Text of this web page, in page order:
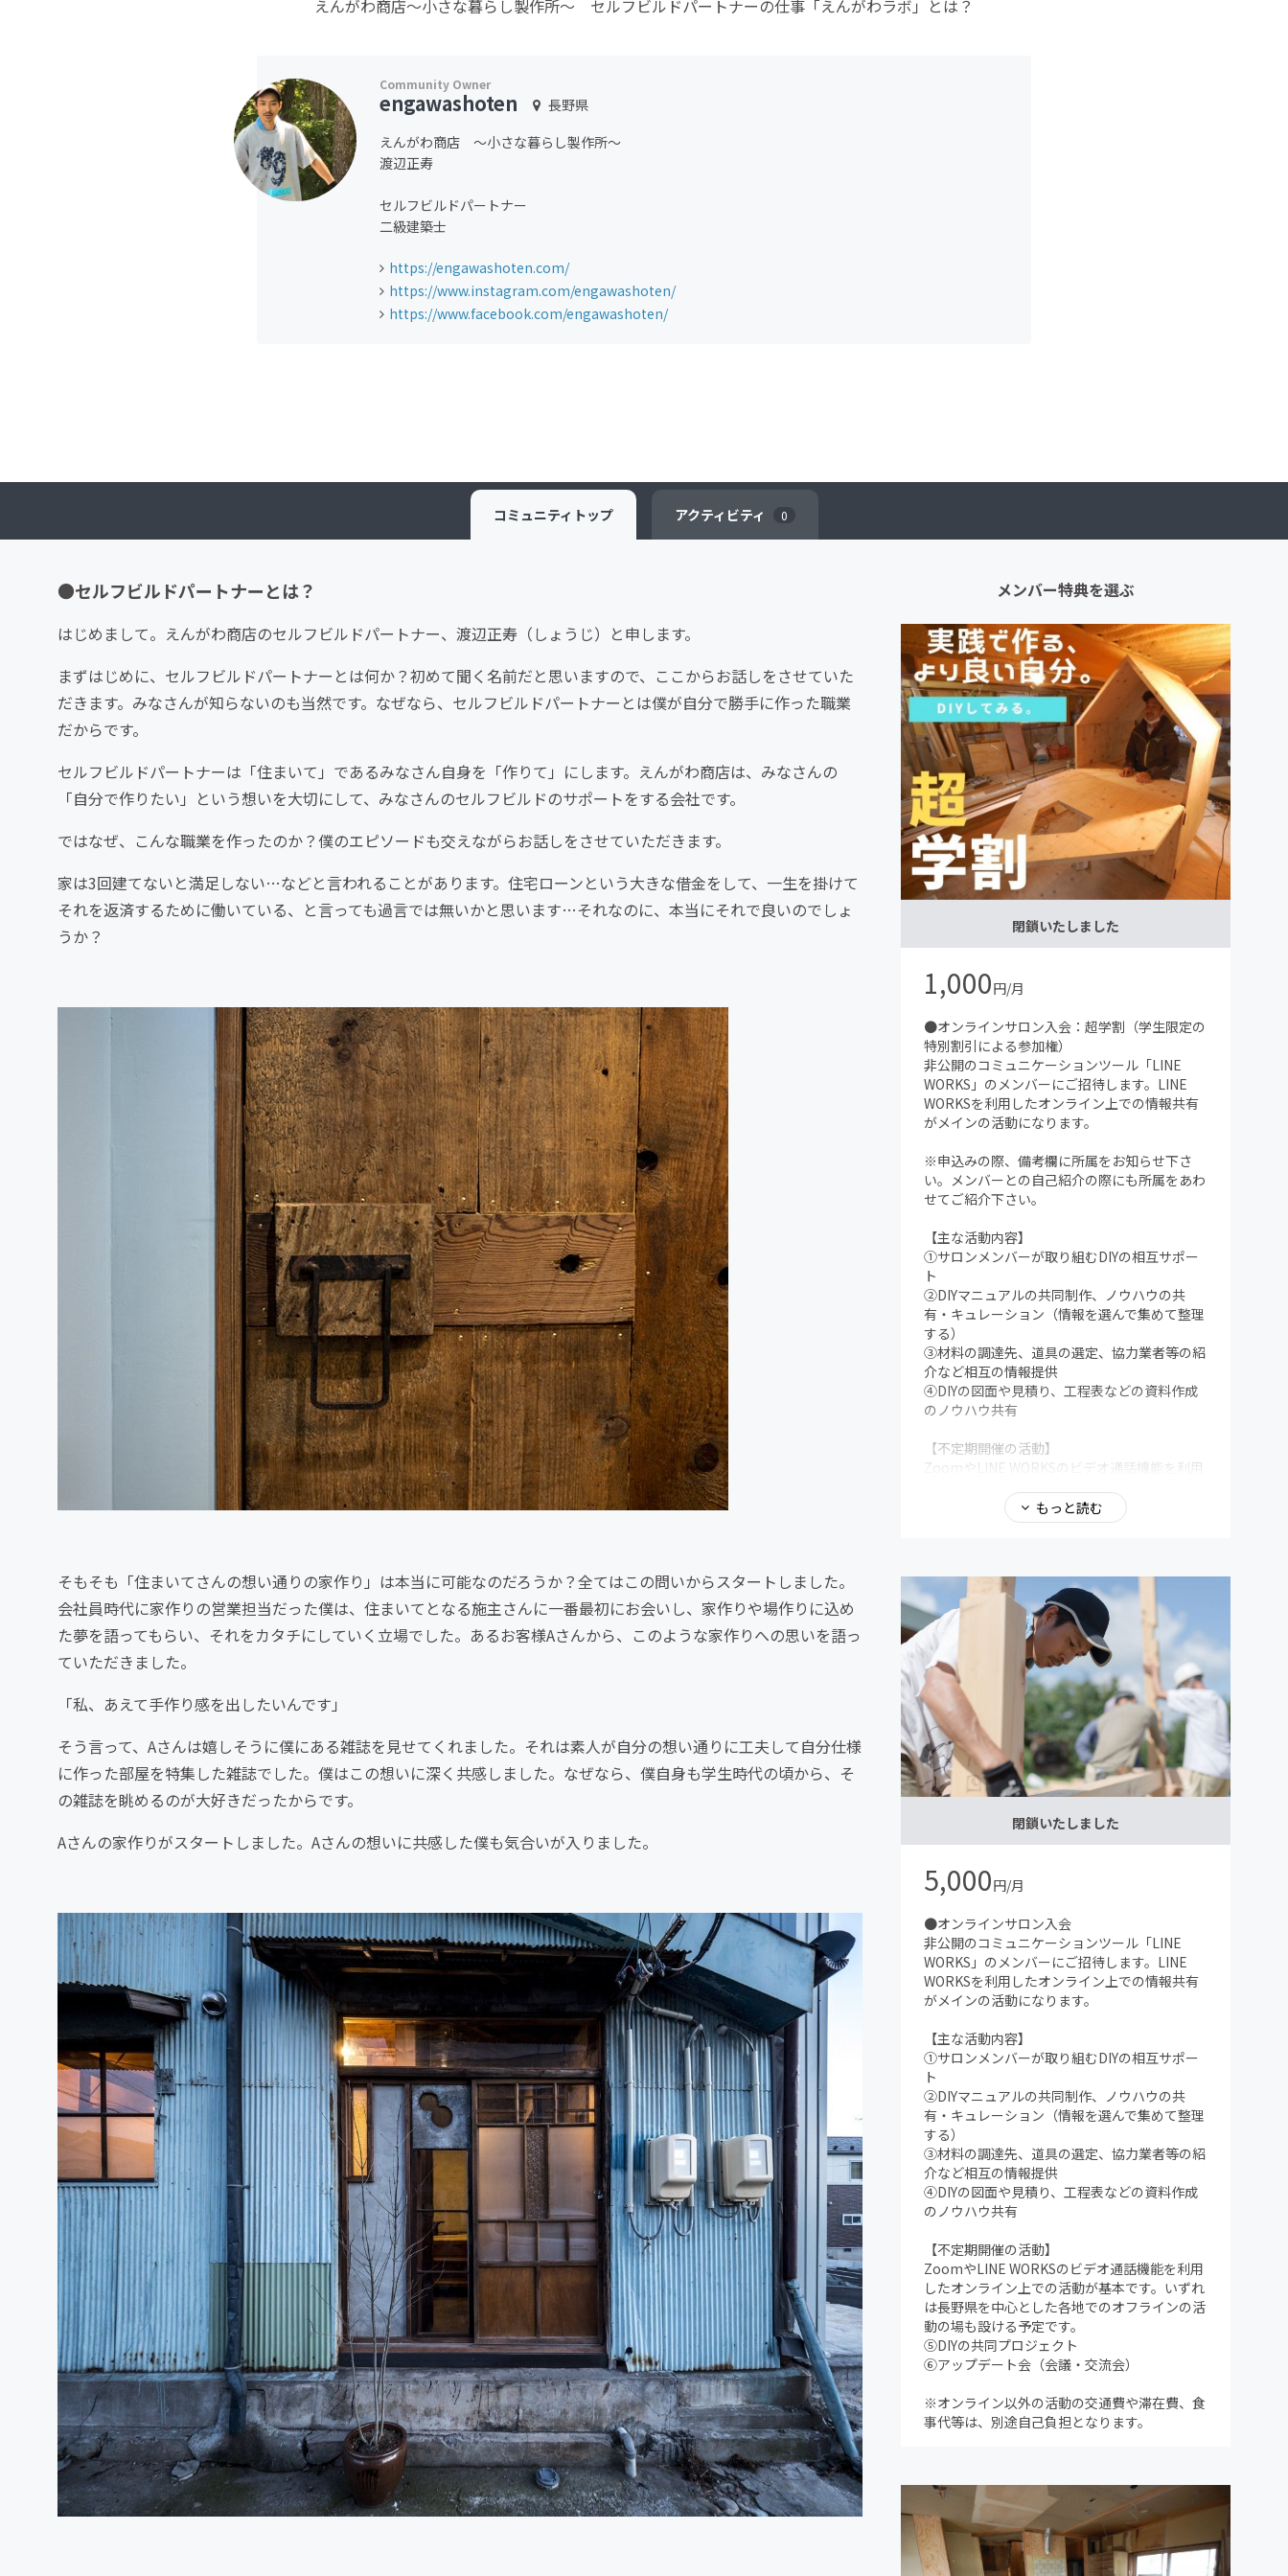
えんがわ商店〜小さな暮らし製作所〜 セルフビルドパートナーの仕事「えんがわラボ」とは？
engawashoten
長野県
えんがわ商店 〜小さな暮らし製作所〜
渡辺正寿
セルフビルドパートナー
二級建築士
https://engawashoten.com/
https://www.instagram.com/engawashoten/
https://www.facebook.com/engawashoten/
コミュニティ トップ アクティビティ 0
●セルフビルドパートナーとは？
はじめまして。えんがわ商店のセルフビルドパートナー、渡辺正寿（しょうじ）と申します。
まずはじめに、セルフビルドパートナーとは何か？初めて聞く名前だと思いますので、ここからお話しをさせていた
だきます。みなさんが知らないのも当然です。なぜなら、セルフビルドパートナーとは僕が自分で勝手に作った職業
だからです。
セルフビルドパートナーは「住まいて」であるみなさん自身を「作りて」にします。えんがわ商店は、みなさんの
「自分で作りたい」という想いを大切にして、みなさんのセルフビルドのサポートをする会社です。
ではなぜ、こんな職業を作ったのか？僕のエピソードも交えながらお話しをさせていただきます。
家は3回建てないと満足しない…などと言われることがあります。住宅ローンという大きな借金をして、一生を掛けて
それを返済するために働いている、と言っても過言では無いかと思います…それなのに、本当にそれで良いのでしょ
うか？
そもそも「住まいてさんの想い通りの家作り」は本当に可能なのだろうか？全てはこの問いからスタートしました。
会社員時代に家作りの営業担当だった僕は、住まいてとなる施主さんに一番最初にお会いし、家作りや場作りに込め
た夢を語ってもらい、それをカタチにしていく立場でした。あるお客様Aさんから、このような家作りへの思いを語っ
ていただきました。
「私、あえて手作り感を出したいんです」
そう言って、Aさんは嬉しそうに僕にある雑誌を見せてくれました。それは素人が自分の想い通りに工夫して自分仕様
に作った部屋を特集した雑誌でした。僕はこの想いに深く共感しました。なぜなら、僕自身も学生時代の頃から、そ
の雑誌を眺めるのが大好きだったからです。
Aさんの家作りがスタートしました。Aさんの想いに共感した僕も気合いが入りました。
メンバー特典を選ぶ
閉鎖いたしました
1,000円/月
●オンラインサロン入会：超学割（学生限定の
特別割引による参加権）
非公開のコミュニケーションツール「LINE
WORKS」のメンバーにご招待します。LINE
WORKSを利用したオンライン上での情報共有
がメインの活動になります。
※申込みの際、備考欄に所属をお知らせ下さ
い。メンバーとの自己紹介の際にも所属をあわ
せてご紹介下さい。
【主な活動内容】
①サロンメンバーが取り組むDIYの相互サポー
ト
②DIYマニュアルの共同制作、ノウハウの共
有・キュレーション（情報を選んで集めて整理
する）
③材料の調達先、道具の選定、協力業者等の紹
介など相互の情報提供
④DIYの図面や見積り、工程表などの資料作成
のノウハウ共有
【不定期開催の活動】
ZoomやLINE WORKSのビデオ通話機能を利用
は長野県を中心とした各地でのオフラインの活
動の場も設ける予定です。
※オンライン以外の活動の交通費や滞在費、食
事代等は、別途自己負担となります。
もっと読む
閉鎖いたしました
5,000円/月
●オンラインサロン入会
非公開のコミュニケーションツール「LINE
WORKS」のメンバーにご招待します。LINE
WORKSを利用したオンライン上での情報共有
がメインの活動になります。
【主な活動内容】
①サロンメンバーが取り組むDIYの相互サポー
ト
②DIYマニュアルの共同制作、ノウハウの共
有・キュレーション（情報を選んで集めて整理
する）
③材料の調達先、道具の選定、協力業者等の紹
介など相互の情報提供
④DIYの図面や見積り、工程表などの資料作成
のノウハウ共有
【不定期開催の活動】
ZoomやLINE WORKSのビデオ通話機能を利用
したオンライン上での活動が基本です。いずれ
は長野県を中心とした各地でのオフラインの活
動の場も設ける予定です。
⑤DIYの共同プロジェクト
⑥アップデート会（会議・交流会）
※オンライン以外の活動の交通費や滞在費、食
事代等は、別途自己負担となります。